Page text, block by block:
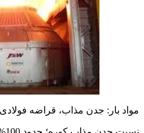
مواد بار: جدن مذاب، قراضه